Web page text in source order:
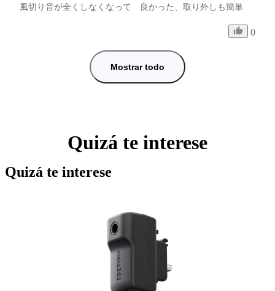
風切り音が全くしなくなって　良かった、取り外しも簡単
0
Mostrar todo
Quizá te interese
Quizá te interese